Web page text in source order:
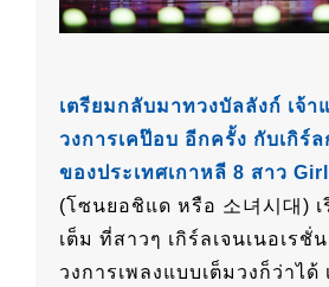
เตรียมกลับมาทวงบัลลังก์ เจ้
วงการเคป๊อบ อีกครั้ง กับเกิร์
ของประเทศเกาหลี 8 สาว
(โซนยอชิแด หรือ 소녀시대) เ
เต็ม ที่สาวๆ เกิร์ลเจนเนอเรชั่
วงการเพลงแบบเต็มวงก็ว่าได้